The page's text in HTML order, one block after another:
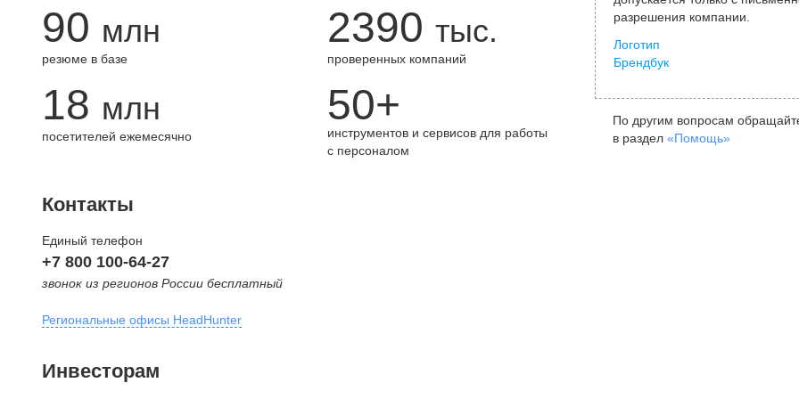
90 млн
резюме в базе
2390 тыс.
проверенных компаний
18 млн
посетителей ежемесячно
50+
инструментов и сервисов для работы
с персоналом
разрешения компании.
Логотип
Брендбук
По другим вопросам
в раздел «Помощь»
Контакты
Единый телефон
+7 800 100-64-27
звонок из регионов России бесплатный
Региональные офисы HeadHunter
внутригородская территория
Инвесторам